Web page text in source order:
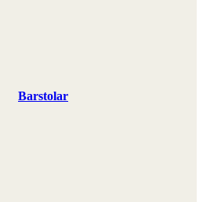
Barstolar